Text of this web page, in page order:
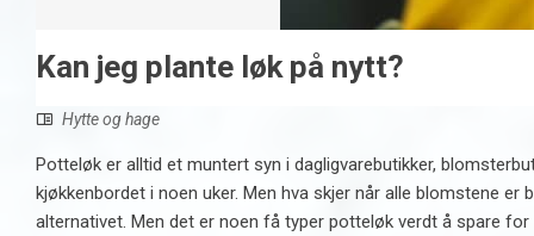
Kan jeg plante løk på nytt?
Hytte og hage
Potteløk er alltid et muntert syn i dagligvarebutikker,
kjøkkenbordet i noen uker. Men hva skjer når alle blomstene
alternativet. Men det er noen få typer potteløk verdt å spare